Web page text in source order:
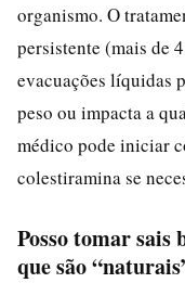
organismo. O
persistente (mais de
evacuações líquidas
peso ou impacta a
médico pode iniciar
colestiramina se
Posso tomar
que são